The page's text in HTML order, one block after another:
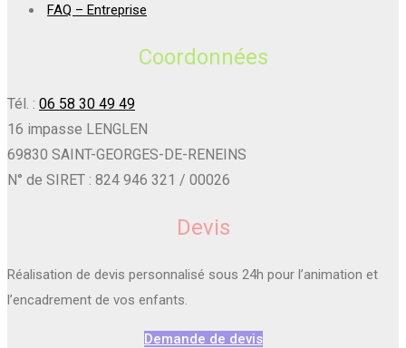
FAQ – Entreprise
Coordonnées
Tél. : 06 58 30 49 49
16 impasse LENGLEN
69830 SAINT-GEORGES-DE-RENEINS
N° de SIRET : 824 946 321 / 00026
Devis
Réalisation de devis personnalisé sous 24h pour l’animation et
l’encadrement de vos enfants.
Demande de devis